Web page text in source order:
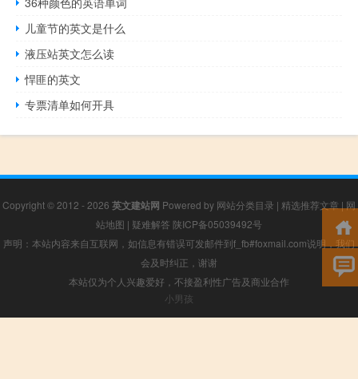
儿童节的英文是什么
液压站英文怎么读
悍匪的英文
专票清单如何开具
Copyright © 2012 - 2026 英文建站网 Powered by 网站分类目录 | 精选推荐文章 | 网
站地图 | 疑难解答 陕ICP备05039492号
声明：本站内容来自互联网，如信息有错误可发邮件到f_fb#foxmail.com说明，我们
会及时纠正，谢谢
本站仅为个人兴趣爱好，不接盈利性广告及商业合作
小男孩